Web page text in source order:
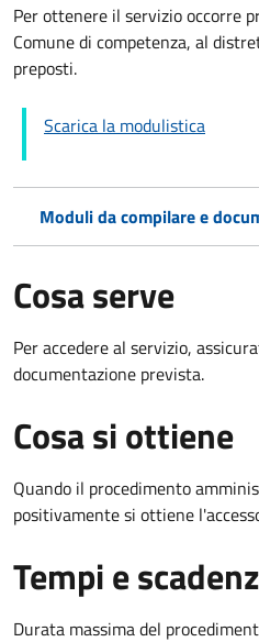
Per ottenere il servizio occorre
Comune di competenza, al
preposti.
Scarica la modulistica
Moduli da compilare e
Cosa serve
Per accedere al servizio,
documentazione prevista.
Cosa si ottiene
Quando il procedimento
positivamente si ottiene
Tempi e
Durata massima del